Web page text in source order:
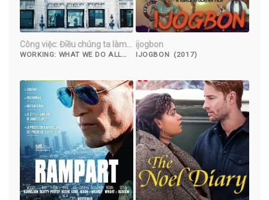
Công việc: Điều chúng ta làm
cả ngày
WORKING: WHAT WE DO ALL
ijogbon
IJOGBON (2017)